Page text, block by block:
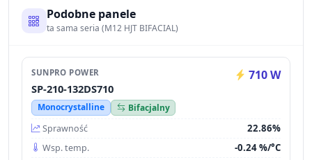
Podobne panele
ta sama seria (M12 HJT BIFACIAL)
SUNPRO POWER 710 W
SP-210-132DS710
Monocrystalline
Bifacjalny
Sprawność
22.86%
Wsp. temp. -0.24 %/°C